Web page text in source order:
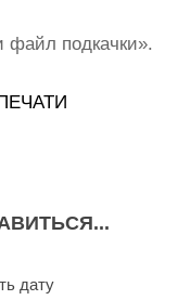
файл подкачки».
дату